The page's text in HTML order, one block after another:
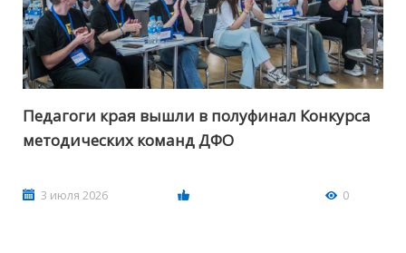
Педагоги края вышли в полуфинал Конкурса
методических команд ДФО
3 июля 2026 0